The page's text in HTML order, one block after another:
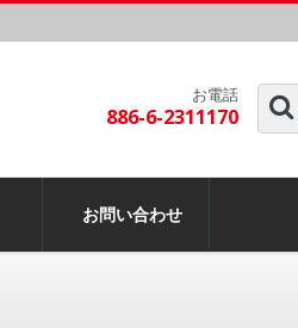
お電話
886-6-2311170
お問い合わせ